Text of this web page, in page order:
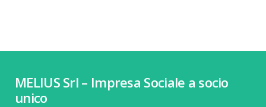
MELIUS Srl – Impresa Sociale a socio
unico